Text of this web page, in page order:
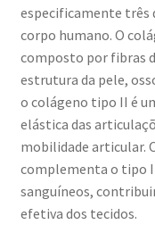
especificamente três
corpo humano. O
composto por fibras
estrutura da pele,
o colágeno tipo II é
elástica das
mobilidade articular.
complementa o tipo I
sanguíneos,
efetiva dos tecidos.